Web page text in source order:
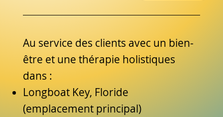
Au service des clients avec un bien-
être et une thérapie holistiques
dans :
Longboat Key, Floride
(emplacement principal)